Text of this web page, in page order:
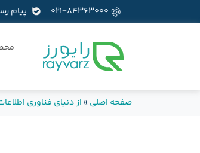
۰۲۱−۸۴۳۶۳۰۰۰ پیام
صفحه اصلی » از دنیای فناوری